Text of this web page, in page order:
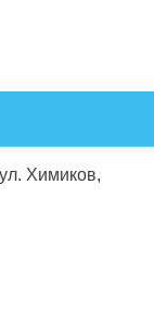
Химиков,